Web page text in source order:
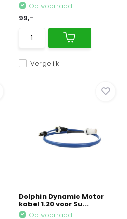
Vergelijk
Op voorraad
99,-
Dolphin Dynamic Motor
kabel 1.20 voor Su...
Op voorraad